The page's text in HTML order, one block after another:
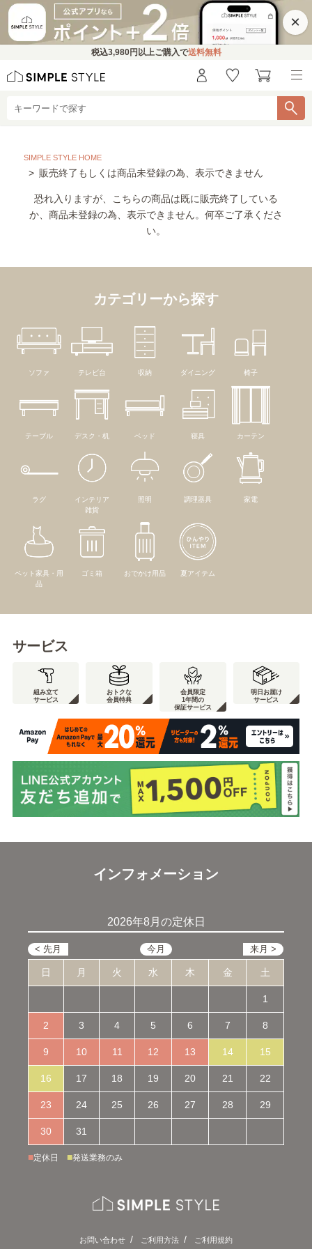
×
税込3,980円 以上ご購入で送料無料
SIMPLE STYLE HOME
販売終了もしくは商品未登録の為、表示できません
恐れ入りますが、こちらの商品は既に販売終了している
か、商品未登録の為、表示できません。何卒ご了承くださ
い。
カテゴリーから探す
ソファ テレビ台 収納 ダイニング 椅子
テーブル デスク・机 ベッド 寝具 カーテン
ラグ
インテリア
雑貨
照明 調理器具 家電
ペット家具・用
品
ゴミ箱 おでかけ用品 夏アイテム
サービス
組み立て
サービス
おトクな
会員特典
会員限定
1年間の
保証サービス
明日お届け
サービス
インフォメーション
2026年8月の定休日
日 月 火 水 木 金 土
1
2 3 4 5 6 7 8
9 10 11 12 13 14 15
16 17 18 19 20 21 22
23 24 25 26 27 28 29
30 31
■定休日 ■発送業務のみ
お問い合わせ ご利用方法 ご利用規約